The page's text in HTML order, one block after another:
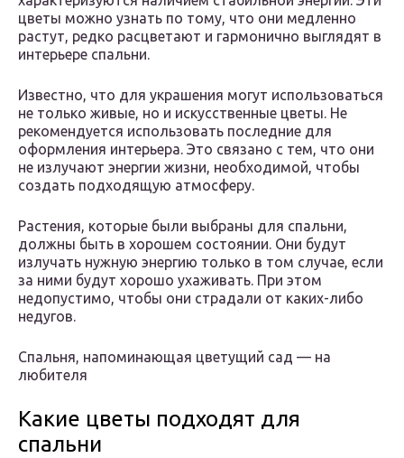
цветы можно узнать по тому, что они медленно
растут, редко расцветают и гармонично выглядят в
интерьере спальни.
Известно, что для украшения могут использоваться
не только живые, но и искусственные цветы. Не
рекомендуется использовать последние для
оформления интерьера. Это связано с тем, что они
не излучают энергии жизни, необходимой, чтобы
создать подходящую атмосферу.
Растения, которые были выбраны для спальни,
должны быть в хорошем состоянии. Они будут
излучать нужную энергию только в том случае, если
за ними будут хорошо ухаживать. При этом
недопустимо, чтобы они страдали от каких-либо
недугов.
Спальня, напоминающая цветущий сад — на
любителя
Какие цветы подходят для
спальни